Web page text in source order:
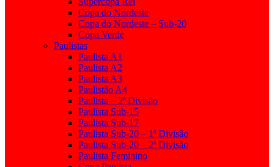
Copa do Nordeste
Copa do Nordeste – Sub-20
Copa Verde
Paulistas
Paulista A1
Paulista A2
Paulista A3
Paulistão A4
Paulista – 2ª Divisão
Paulista Sub-15
Paulista Sub-17
Paulista Sub-20 – 1ª Divisão
Paulista Sub-20 – 2ª Divisão
Paulista Feminino